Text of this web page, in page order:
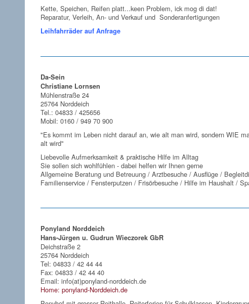
Kette, Speichen, Reifen platt...keen Problem, ick mog di dat!
Reparatur, Verleih, An- und Verkauf und Sonderanfertigungen
Leihfahrräder auf Anfrage
Da-Sein
Christiane Lornsen
Mühlenstraße 24
25764 Norddeich
Tel.: 04833 / 425656
Mobil: 0160 / 949 70 900
"Es kommt im Leben nicht darauf an, wie alt man wird, sondern WIE
alt wird"
Liebevolle Aufmerksamkeit & praktische Hilfe im Alltag
Sie sollen sich wohlfühlen - dabei helfen wir Ihnen gerne
Allgemeine Beratung und Betreuung / Arztbesuche / Ausflüge /
Familienservice / Fensterputzen / Frisörbesuche / Hilfe im Haushalt /
Ponyland Norddeich
Hans-Jürgen u. Gudrun Wieczorek GbR
Deichstraße 2
25764 Norddeich
Tel: 04833 / 42 44 44
Fax: 04833 / 42 44 40
Email: info(at)ponyland-norddeich.de
Home: ponyland-Norddeich.de